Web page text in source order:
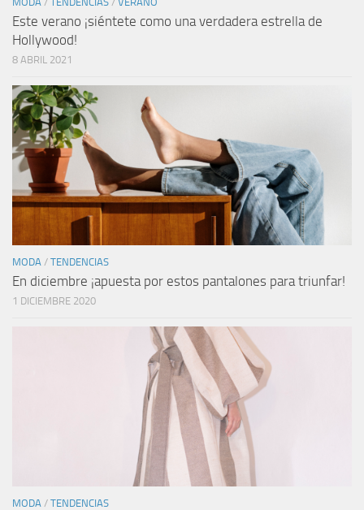
Este verano ¡siéntete como una verdadera estrella de
Hollywood!
8 ABRIL 2021
MODA / TENDENCIAS
En diciembre ¡apuesta por estos pantalones para triunfar!
1 DICIEMBRE 2020
MODA / TENDENCIAS